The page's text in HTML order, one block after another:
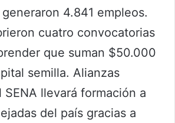
4.841 empleos.
cuatro convocatorias
que suman $50.000
semilla. Alianzas
SENA llevará formación a
del país gracias a